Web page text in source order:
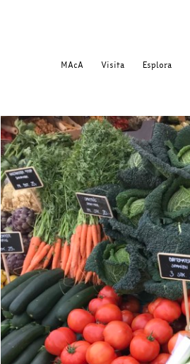
MAcA Visita Esplora